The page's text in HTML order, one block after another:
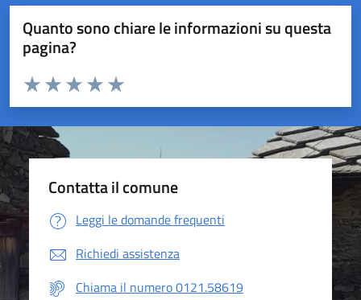
Quanto sono chiare le informazioni su questa
pagina?
Valuta da 1 a 5 stelle la pagina
Valuta 5 stelle su 5
Valuta 4 stelle su 5
Valuta 3 stelle su 5
Valuta 2 stelle su 5
Valuta 1 stelle su 5
Contatta il comune
Leggi le domande frequenti
Richiedi assistenza
Chiama il numero 0121.58619